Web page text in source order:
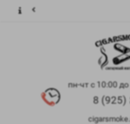
пн-чт с 10:00
8 (925)